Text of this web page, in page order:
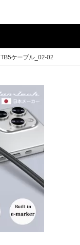
TB5ケーブル_02-02